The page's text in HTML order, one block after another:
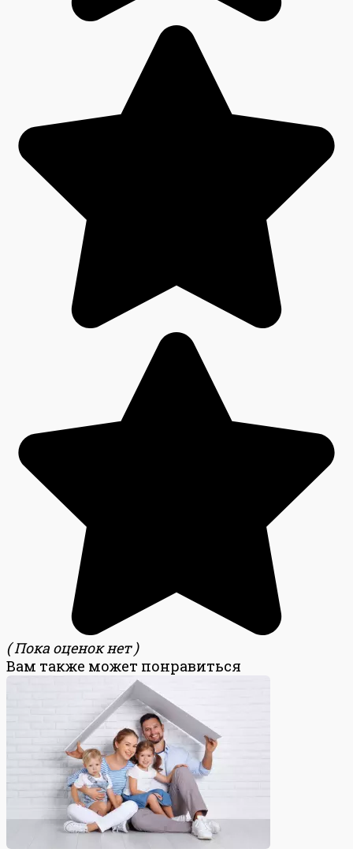
( Пока оценок нет )
Вам также может понравиться